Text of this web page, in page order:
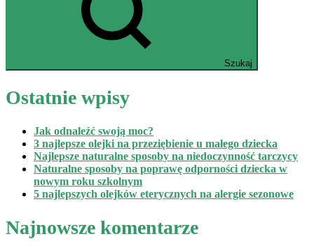
Szukaj
Ostatnie wpisy
Jak odnaleźć swoją moc?
3 najlepsze olejki na przeziębienie u małego dziecka
Najlepsze naturalne sposoby na niedoczynność tarczycy
Naturalne sposoby na poprawę odporności dziecka w
nowym roku szkolnym
5 najlepszych olejków eterycznych na alergie sezonowe
Najnowsze komentarze